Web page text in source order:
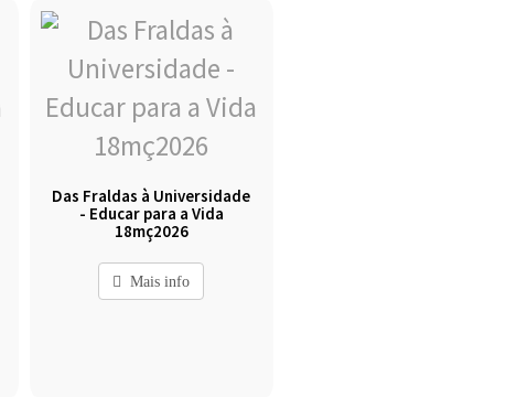
Das Fraldas à Universidade
- Educar para a Vida
18mç2026
Mais info